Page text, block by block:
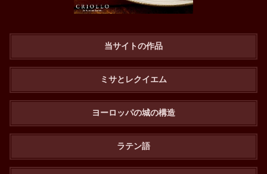
当サイトの作品
ミサとレクイエム
ヨーロッパの城の構造
ラテン語